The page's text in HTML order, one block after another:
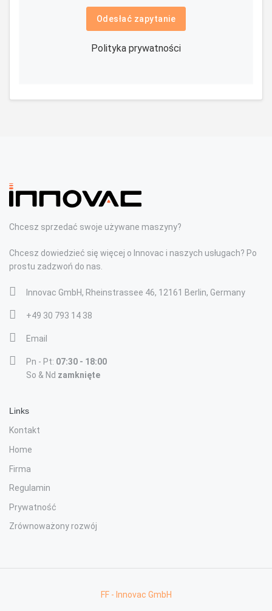
Odesłać zapytanie
Polityka prywatności
Chcesz sprzedać swoje używane maszyny?
Chcesz dowiedzieć się więcej o Innovac i naszych usługach? Po
prostu zadzwoń do nas.
Innovac GmbH, Rheinstrassee 46, 12161 Berlin, Germany
+49 30 793 14 38
Email
Pn - Pt: 07:30 - 18:00
So & Nd zamknięte
Links
Kontakt
Home
Firma
Regulamin
Prywatność
Zrównoważony rozwój
FF - Innovac GmbH